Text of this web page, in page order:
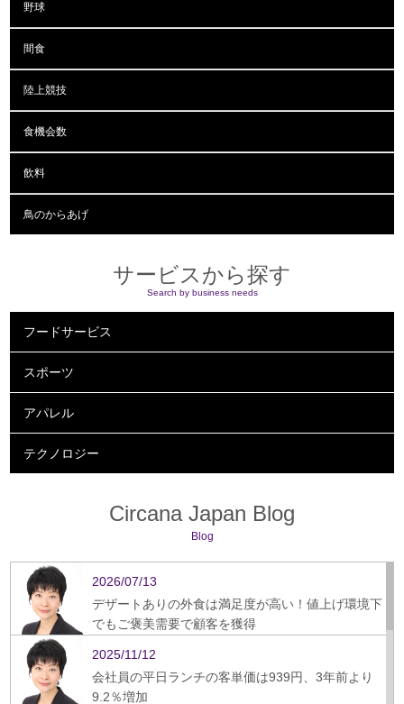
野球
間食
陸上競技
食機会数
飲料
鳥のからあげ
サービスから探す
Search by business needs
フードサービス
スポーツ
アパレル
テクノロジー
Circana Japan Blog
Blog
2026/07/13
デザートありの外食は満足度が高い！値上げ環境下
でもご褒美需要で顧客を獲得
2025/11/12
会社員の平日ランチの客単価は939円、3年前より
9.2％増加